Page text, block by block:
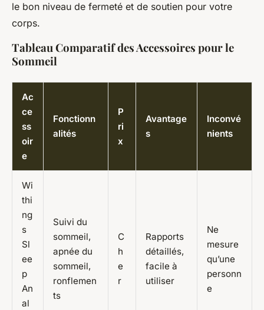
le bon niveau de fermeté et de soutien pour votre
corps.
Tableau Comparatif des Accessoires pour le
Sommeil
Ac
ce
ss
oir
e
Fonctionn
alités
P
ri
x
Avantage
s
Inconvé
nients
Wi
thi
ng
s
Sl
ee
p
An
al
Suivi du
sommeil,
apnée du
sommeil,
ronflemen
ts
C
h
e
r
Rapports
détaillés,
facile à
utiliser
Ne
mesure
qu’une
personn
e